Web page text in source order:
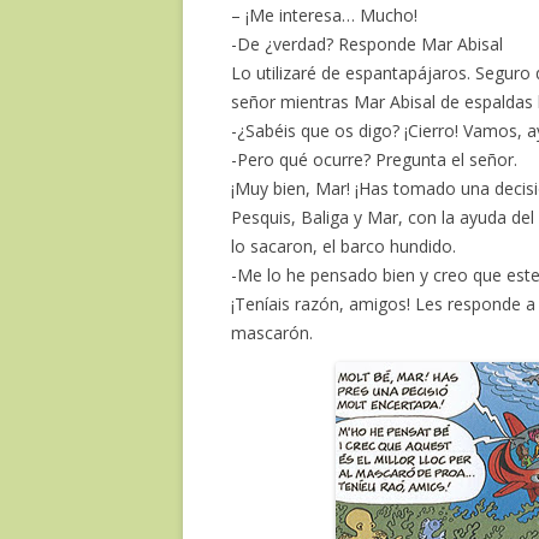
– ¡Me interesa… Mucho!
-De ¿verdad? Responde Mar Abisal
Lo utilizaré de espantapájaros.
señor mientras Mar Abisal de
-¿Sabéis que os digo? ¡Cierro! Vamos,
-Pero qué ocurre? Pregunta el señor.
¡Muy bien, Mar! ¡Has tomado una
Pesquis, Baliga y Mar, con la ayuda
lo sacaron, el barco hundido.
-Me lo he pensado bien y creo que
¡Teníais razón, amigos! Les responde
mascarón.